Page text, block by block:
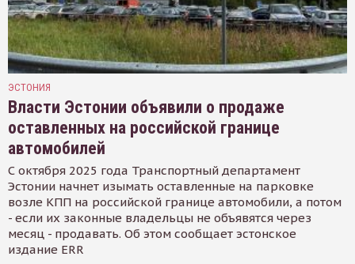
ЭСТОНИЯ
Власти Эстонии объявили о продаже
оставленных на российской границе
автомобилей
С октября 2025 года Транспортный департамент
Эстонии начнет изымать оставленные на парковке
возле КПП на российской границе автомобили, а потом
- если их законные владельцы не объявятся через
месяц - продавать. Об этом сообщает эстонское
издание ERR